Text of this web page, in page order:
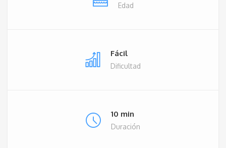
Edad
Fácil
Dificultad
10 min
Duración